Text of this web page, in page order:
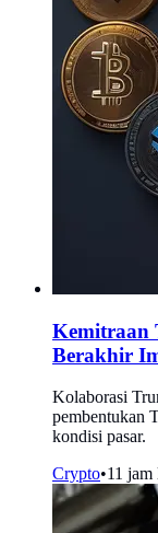
Kemitraan
Berakhir
Kolaborasi
pembentukan
kondisi pasar.
Crypto•11 jam